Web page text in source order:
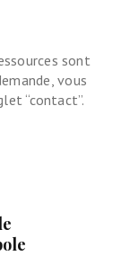
sont
vous
“contact”.